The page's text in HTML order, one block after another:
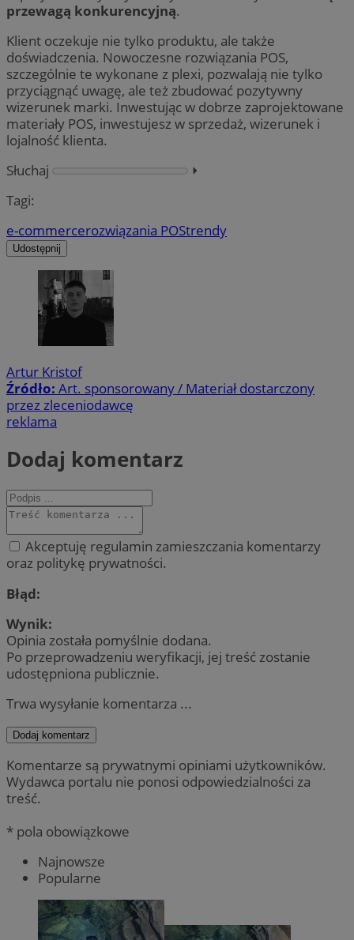
przewagą konkurencyjną.
Klient oczekuje nie tylko produktu, ale także
doświadczenia. Nowoczesne rozwiązania POS,
szczególnie te wykonane z plexi, pozwalają nie tylko
przyciągnąć uwagę, ale też zbudować pozytywny
wizerunek marki. Inwestując w dobrze zaprojektowane
materiały POS, inwestujesz w sprzedaż, wizerunek i
lojalność klienta.
Słuchaj
⏵︎
Tagi:
e-commercerozwiązania POStrendy
Udostępnij
Artur Kristof
Źródło: Art. sponsorowany / Materiał dostarczony
przez zleceniodawcę
reklama
Dodaj komentarz
Akceptuję regulamin zamieszczania komentarzy
oraz politykę prywatności.
Błąd:
Wynik:
Opinia została pomyślnie dodana.
Po przeprowadzeniu weryfikacji, jej treść zostanie
udostępniona publicznie.
Trwa wysyłanie komentarza ...
Dodaj komentarz
Komentarze są prywatnymi opiniami użytkowników.
Wydawca portalu nie ponosi odpowiedzialności za
treść.
* pola obowiązkowe
Najnowsze
Popularne